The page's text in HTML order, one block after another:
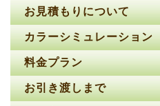
お見積もりについて
カラーシミュレーション
料金プラン
お引き渡しまで